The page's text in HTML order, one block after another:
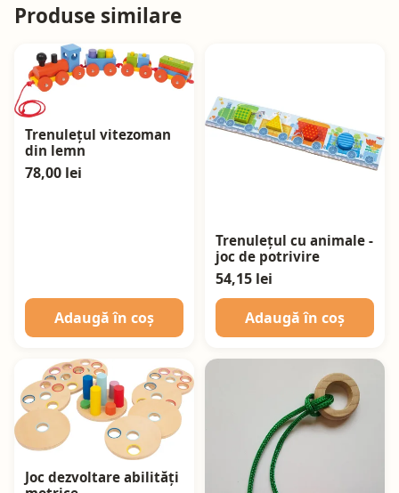
Produse similare
Trenulețul vitezoman
din lemn
78,00 lei
Adaugă în coș
Trenulețul cu animale -
joc de potrivire
54,15 lei
Adaugă în coș
Joc dezvoltare abilități